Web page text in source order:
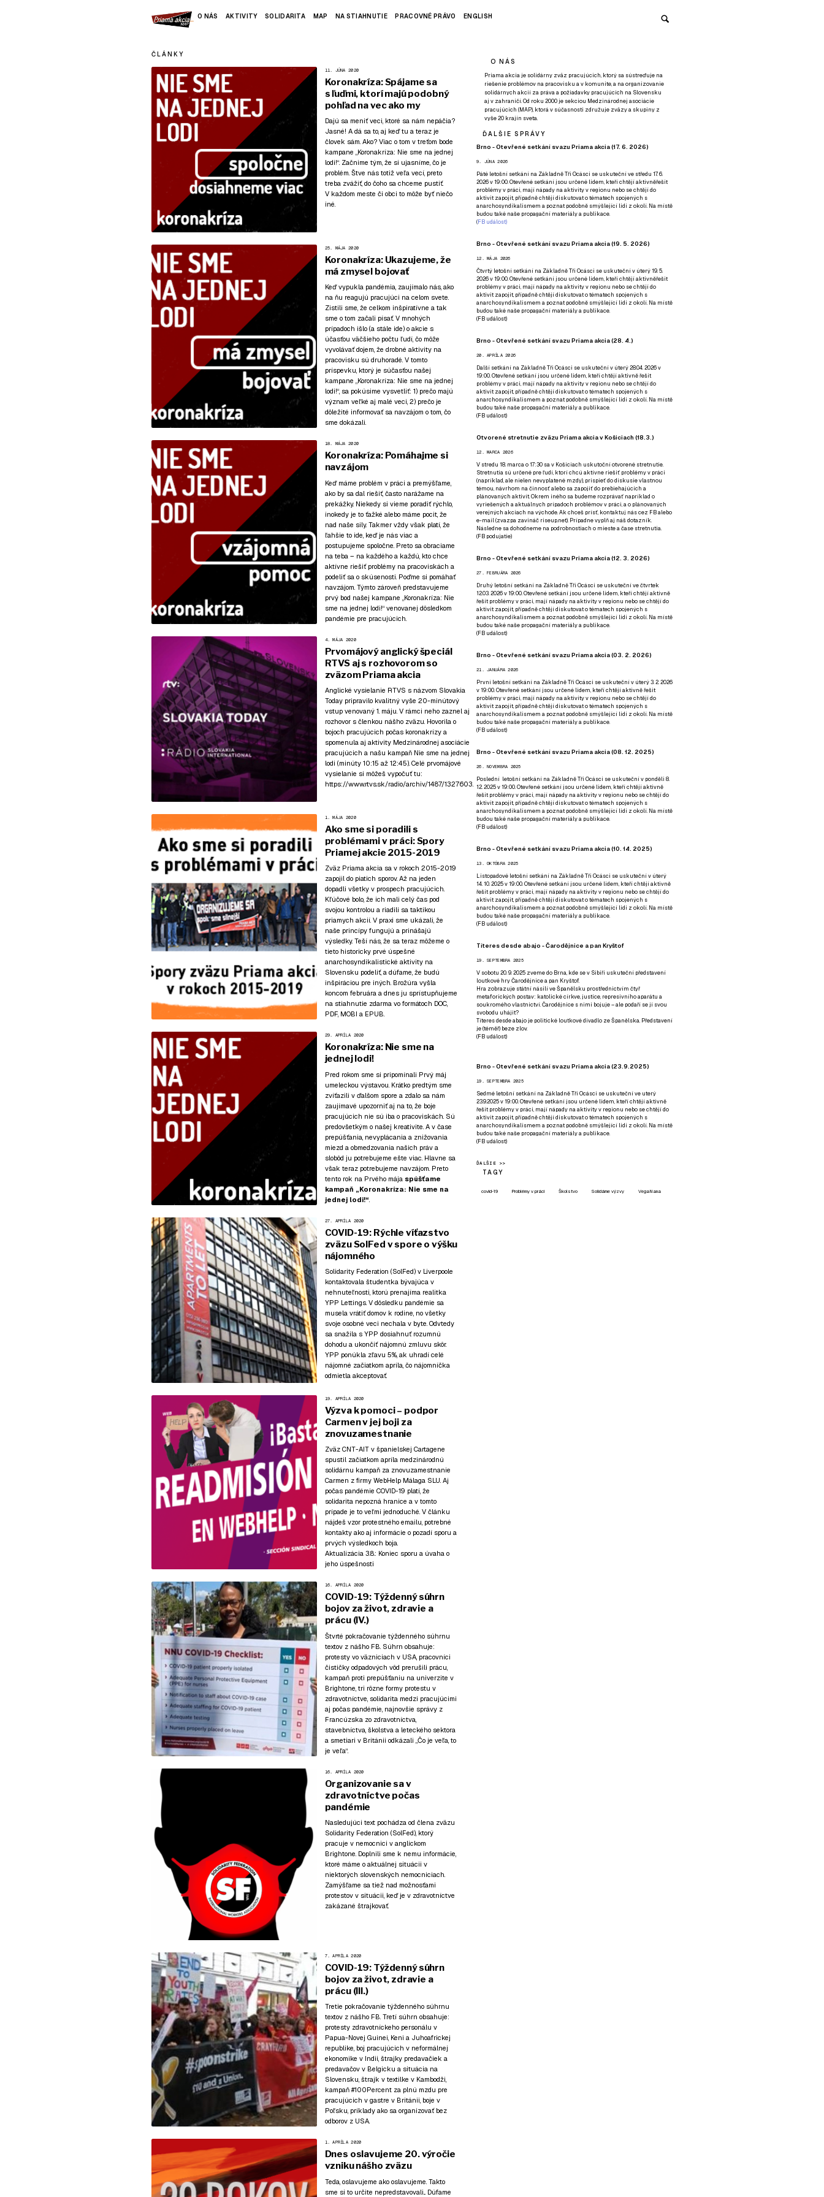
O NÁS AKTIVITY SOLIDARITA MAP NA STIAHNUTIE PRACOVNÉ PRÁVO ENGLISH
ČLÁNKY
11. JÚNA 2020
Koronakríza: Spájame sa
s ľuďmi, ktorí majú podobný
pohľad na vec ako my
Dajú sa meniť veci, ktoré sa nám nepáčia?
Jasné! A dá sa to, aj keď tu a teraz je
človek sám. Ako? Viac o tom v treťom bode
kampane „Koronakríza: Nie sme na jednej
lodi!“. Začnime tým, že si ujasníme, čo je
problém. Štve nás totiž veľa vecí, preto
treba zvážiť, do čoho sa chceme pustiť.
V každom meste či obci to môže byť niečo
iné.
25. MÁJA 2020
Koronakríza: Ukazujeme, že
má zmysel bojovať
Keď vypukla pandémia, zaujímalo nás, ako
na ňu reagujú pracujúci na celom svete.
Zistili sme, že celkom inšpiratívne a tak
sme o tom začali písať. V mnohých
prípadoch išlo (a stále ide) o akcie s
účasťou väčšieho počtu ľudí, čo môže
vyvolávať dojem, že drobné aktivity na
pracovisku sú druhoradé. V tomto
príspevku, ktorý je súčasťou našej
kampane „Koronakríza: Nie sme na jednej
lodi!“, sa pokúsime vysvetliť: 1) prečo majú
význam veľké aj malé veci, 2) prečo je
dôležité informovať sa navzájom o tom, čo
sme dokázali.
18. MÁJA 2020
Koronakríza: Pomáhajme si
navzájom
Keď máme problém v práci a premýšľame,
ako by sa dal riešiť, často narážame na
prekážky. Niekedy si vieme poradiť rýchlo,
inokedy je to ťažké alebo máme pocit, že
nad naše sily. Takmer vždy však platí, že
ľahšie to ide, keď je nás viac a
postupujeme spoločne. Preto sa obraciame
na teba – na každého a každú, kto chce
aktívne riešiť problémy na pracoviskách a
podeliť sa o skúsenosti. Poďme si pomáhať
navzájom. Týmto zároveň predstavujeme
prvý bod našej kampane „Koronakríza: Nie
sme na jednej lodi!“venovanej dôsledkom
pandémie pre pracujúcich.
4. MÁJA 2020
Prvomájový anglický špeciál
RTVS aj s rozhovorom so
zväzom Priama akcia
Anglické vysielanie RTVS s názvom Slovakia
Today pripravilo kvalitný vyše 20-minútový
vstup venovaný 1. máju. V rámci neho zaznel aj
rozhovor s členkou nášho zväzu. Hovorila o
bojoch pracujúcich počas koronakrízy a
spomenula aj aktivity Medzinárodnej asociácie
pracujúcich a našu kampaň Nie sme na jednej
lodi (minúty 10:15 až 12:45). Celé prvomájové
vysielanie si môžeš vypočuť tu:
https://www.rtvs.sk/radio/archiv/1487/1327603.
1. MÁJA 2020
Ako sme si poradili s
problémami v práci: Spory
Priamej akcie 2015-2019
Zväz Priama akcia sa v rokoch 2015-2019
zapojil do piatich sporov. Až na jeden
dopadli všetky v prospech pracujúcich.
Kľúčové bolo, že ich mali celý čas pod
svojou kontrolou a riadili sa taktikou
priamych akcií. V praxi sme ukázali, že
naše princípy fungujú a prinášajú
výsledky. Teší nás, že sa teraz môžeme o
tieto historicky prvé úspešné
anarchosyndikalistické aktivity na
Slovensku podeliť, a dúfame, že budú
inšpiráciou pre iných. Brožúra vyšla
koncom februára a dnes ju sprístupňujeme
na stiahnutie zdarma vo formátoch DOC,
PDF, MOBI a EPUB.
29. APRÍLA 2020
Koronakríza: Nie sme na
jednej lodi!
Pred rokom sme si pripomínali Prvý máj
umeleckou výstavou . Krátko predtým sme
zvíťazili v ďalšom spore a zdalo sa nám
zaujímavé upozorniť aj na to, že boje
pracujúcich nie sú iba o pracoviskách. Sú
predovšetkým o našej kreativite. A v čase
prepúšťania, nevyplácania a znižovania
miezd a obmedzovania našich práv a
slobôd ju potrebujeme ešte viac. Hlavne sa
však teraz potrebujeme navzájom. Preto
tento rok na Prvého mája spúšťame
kampaň „Koronakríza: Nie sme na
jednej lodi!“
27. APRÍLA 2020
COVID-19: Rýchle víťazstvo
zväzu SolFed v spore o výšku
nájomného
Solidarity Federation (SolFed) v Liverpoole
kontaktovala študentka bývajúca v
nehnuteľnosti, ktorú prenajíma realitka
YPP Lettings. V dôsledku pandémie sa
musela vrátiť domov k rodine, no všetky
svoje osobné veci nechala v byte. Odvtedy
sa snažila s YPP dosiahnuť rozumnú
dohodu a ukončiť nájomnú zmluvu skôr.
YPP ponúkla zľavu 5%, ak uhradí celé
nájomné začiatkom apríla, čo nájomníčka
odmietla akceptovať.
19. APRÍLA 2020
Výzva k pomoci – podpor
Carmen v jej boji za
znovuzamestnanie
Zväz CNT-AIT v španielskej Cartagene
spustil začiatkom apríla medzinárodnú
solidárnu kampaň za znovuzamestnanie
Carmen z firmy WebHelp Málaga SLU. Aj
počas pandémie COVID-19 platí, že
solidarita nepozná hranice a v tomto
prípade je to veľmi jednoduché. V článku
nájdeš vzor protestného emailu, potrebné
kontakty ako aj informácie o pozadí sporu a
prvých výsledkoch boja.
Aktualizácia 3.8.: Koniec sporu a úvaha o
jeho úspešnosti
16. APRÍLA 2020
COVID-19: Týždenný súhrn
bojov za život, zdravie a
prácu (IV.)
Štvrté pokračovanie týždenného súhrnu
textov z nášho FB. Súhrn obsahuje:
protesty vo väzniciach v USA, pracovníci
čističky odpadových vôd prerušili prácu,
kampaň proti prepúšťaniu na univerzite v
Brightone, tri rôzne formy protestu v
zdravotníctve, solidarita medzi pracujúcimi
aj počas pandémie, najnovšie správy z
Francúzska zo zdravotníctva,
stavebníctva, školstva a leteckého sektora
a smetiari v Británii odkázali „Čo je veľa, to
je veľa“.
16. APRÍLA 2020
Organizovanie sa v
zdravotníctve počas
pandémie
Nasledujúci text pochádza od člena zväzu
Solidarity Federation (SolFed), ktorý
pracuje v nemocnici v anglickom
Brightone. Doplnili sme k nemu informácie,
ktoré máme o aktuálnej situácii v
niektorých slovenských nemocniciach.
Zamýšľame sa tiež nad možnosťami
protestov v situácii, keď je v zdravotníctve
zakázané štrajkovať.
7. APRÍLA 2020
COVID-19: Týždenný súhrn
bojov za život, zdravie a
prácu (III.)
Tretie pokračovanie týždenného súhrnu
textov z nášho FB. Tretí súhrn obsahuje:
protesty zdravotníckeho personálu v
Papua-Novej Guinei, Keni a Juhoafrickej
republike, boj pracujúcich v neformálnej
ekonomike v Indii, štrajky predavačiek a
predavačov v Belgicku a situácia na
Slovensku, štrajk v textilke v Kambodži,
kampaň #100Percent za plnú mzdu pre
pracujúcich v gastre v Británii, boje v
Poľsku, príklady ako sa organizovať bez
odborov z USA.
1. APRÍLA 2020
Dnes oslavujeme 20. výročie
vzniku nášho zväzu
Teda, oslavujeme ako oslavujeme. Takto
sme si to určite nepredstavovali... Dúfame
O NÁS
Priama akcia je solidárny zväz pracujúcich, ktorý sa sústreďuje na
riešenie problémov na pracovisku a v komunite, a na organizovanie
solidárnych akcií za práva a požiadavky pracujúcich na Slovensku
aj v zahraničí. Od roku 2000 je sekciou Medzinárodnej asociácie
pracujúcich (MAP), ktorá v súčasnosti združuje zväzy a skupiny z
vyše 20 krajín sveta.
ĎALŠIE SPRÁVY
Brno - Otevřené setkání svazu Priama akcia (17. 6. 2026)
9. JÚNA 2026
Páté letošní setkání na Základně Tři Ocásci se uskuteční ve středu 17. 6.
2026 v 19:00. Otevřené setkání jsou určené lidem, kteří chtějí aktivněřešit
problémy v práci, mají nápady na aktivity v regionu nebo se chtějí do
aktivit zapojit, případně chtějí diskutovat o tématech spojených s
anarchosyndikalismem a poznat podobně smýšlející lidi z okolí. Na místě
budou také naše propagační materiály a publikace.
(FB událost)
Brno - Otevřené setkání svazu Priama akcia (19. 5. 2026)
12. MÁJA 2026
Čtvrtý letošní setkání na Základně Tři Ocásci se uskuteční v úterý 19. 5.
2026 v 19:00. Otevřené setkání jsou určené lidem, kteří chtějí aktivněřešit
problémy v práci, mají nápady na aktivity v regionu nebo se chtějí do
aktivit zapojit, případně chtějí diskutovat o tématech spojených s
anarchosyndikalismem a poznat podobně smýšlející lidi z okolí. Na místě
budou také naše propagační materiály a publikace.
(FB událost)
Brno - Otevřené setkání svazu Priama akcia (28. 4.)
20. APRÍLA 2026
Další setkání na Základně Tři Ocásci se uskuteční v úterý 28.04. 2026 v
19:00. Otevřené setkání jsou určené lidem, kteří chtějí aktivně řešit
problémy v práci, mají nápady na aktivity v regionu nebo se chtějí do
aktivit zapojit, případně chtějí diskutovat o tématech spojených s
anarchosyndikalismem a poznat podobně smýšlející lidi z okolí. Na místě
budou také naše propagační materiály a publikace.
(FB událost)
Otvorené stretnutie zväzu Priama akcia v Košiciach (18.3.)
12. MARCA 2026
V stredu 18. marca o 17:30 sa v Košiciach uskutoční otvorené stretnutie.
Stretnutia sú určené pre ľudí, ktorí chcú aktívne riešiť problémy v práci
(napríklad, ale nielen nevyplatené mzdy), prispieť do diskusie vlastnou
témou, návrhom na činnosť alebo sa zapojiť do prebiehajúcich a
plánovaných aktivít. Okrem iného sa budeme rozprávať napríklad o
vyriešených a aktuálnych prípadoch problémov v práci, a o plánovaných
verejných akciach na východe. Ak chceš prísť, kontaktuj nás cez FBalebo
e-mail (zvazpa zavináč riseup.net). Prípadnevyplň aj náš dotazník.
Následne sa dohodneme na podrobnostiach o mieste a čase stretnutia.
(FB podujatie)
Brno - Otevřené setkání svazu Priama akcia (12. 3. 2026)
27. FEBRUÁRA 2026
Druhý letošní setkání na Základně Tři Ocásci se uskuteční ve čtvrtek
12.03. 2026 v 19:00. Otevřené setkání jsou určené lidem, kteří chtějí aktivně
řešit problémy v práci, mají nápady na aktivity v regionu nebo se chtějí do
aktivit zapojit, případně chtějí diskutovat o tématech spojených s
anarchosyndikalismem a poznat podobně smýšlející lidi z okolí. Na místě
budou také naše propagační materiály a publikace.
(FB událost)
Brno - Otevřené setkání svazu Priama akcia (03. 2. 2026)
21. JANUÁRA 2026
První letošní setkání na Základně Tři Ocásci se uskuteční v úterý 3. 2. 2026
v 19:00. Otevřené setkání jsou určené lidem, kteří chtějí aktivně řešit
problémy v práci, mají nápady na aktivity v regionu nebo se chtějí do
aktivit zapojit, případně chtějí diskutovat o tématech spojených s
anarchosyndikalismem a poznat podobně smýšlející lidi z okolí. Na místě
budou také naše propagační materiály a publikace.
(FB událost)
Brno - Otevřené setkání svazu Priama akcia (08. 12. 2025)
26. NOVEMBRA 2025
Poslední letošní setkání na Základně Tři Ocásci se uskuteční v ponděli 8.
12. 2025 v 19:00. Otevřené setkání jsou určené lidem, kteří chtějí aktivně
řešit problémy v práci, mají nápady na aktivity v regionu nebo se chtějí do
aktivit zapojit, případně chtějí diskutovat o tématech spojených s
anarchosyndikalismem a poznat podobně smýšlející lidi z okolí. Na místě
budou také naše propagační materiály a publikace.
(FB událost)
Brno - Otevřené setkání svazu Priama akcia (10. 14. 2025)
13. OKTÓBRA 2025
Listopadové letošní setkání na Základně Tři Ocásci se uskuteční v úterý
14. 10. 2025 v 19:00. Otevřené setkání jsou určené lidem, kteří chtějí aktivně
řešit problémy v práci, mají nápady na aktivity v regionu nebo se chtějí do
aktivit zapojit, případně chtějí diskutovat o tématech spojených s
anarchosyndikalismem a poznat podobně smýšlející lidi z okolí. Na místě
budou také naše propagační materiály a publikace.
(FB událost)
Títeres desde abajo - Čarodějnice a pan Kryštof
19. SEPTEMBRA 2025
V sobotu 20. 9. 2025 zveme do Brna, kde se v Sibiři uskuteční představení
loutkové hry Čarodějnice a pan Kryštof.
Hra zobrazuje státní násilí ve Španělsku prostřednictvím čtyř
metaforických postav: katolické církve, justice, represivního aparátu a
soukromého vlastnictví. Čarodějnice s nimi bojuje – ale podaří se jí svou
svobodu uhájit?
Títeres desde abajo je politické loutkové divadlo ze Španělska. Představení
je (téměř) beze zlov.
(FB událost)
Brno - Otevřené setkání svazu Priama akcia (23.9.2025)
19. SEPTEMBRA 2025
Sedmé letošní setkání na Základně Tři Ocásci se uskuteční ve uterý
23.9.2025 v 19:00. Otevřené setkání jsou určené lidem, kteří chtějí aktivně
řešit problémy v práci, mají nápady na aktivity v regionu nebo se chtějí do
aktivit zapojit, případně chtějí diskutovat o tématech spojených s
anarchosyndikalismem a poznat podobně smýšlející lidi z okolí. Na místě
budou také naše propagační materiály a publikace.
(FB událost)
ĎALŠIE >>
TAGY
covid-19 Problémy v práci Školstvo Solidárne výzvy VegaNana